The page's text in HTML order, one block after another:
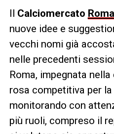
Il Calciomercato Roma
nuove idee e
vecchi nomi già
nelle precedenti
Roma, impegnata
rosa competitiva per
monitorando con
più ruoli, compreso il